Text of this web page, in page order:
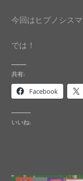
今回はヒプノシス
では！
共有:
Facebook
いいね: